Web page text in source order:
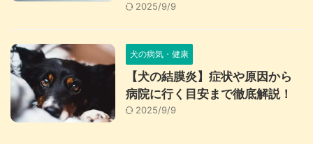
2025/9/9
犬の病気・健康
【犬の結膜炎】症状や原因から
病院に行く目安まで徹底解説！
2025/9/9